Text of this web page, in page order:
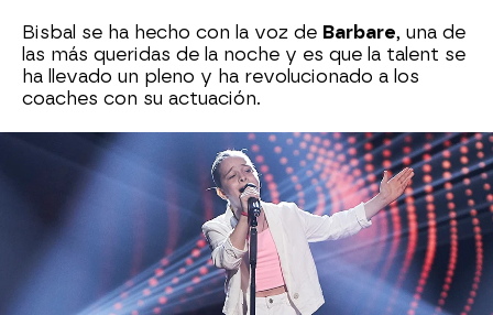
Bisbal se ha hecho con la voz de Barbare, una de
las más queridas de la noche y es que la talent se
ha llevado un pleno y ha revolucionado a los
coaches con su actuación.
El coach también se ha hecho con la voz de
Paula Román
al pulsar en el último segundo y
darle una alegría a la joven. La tercera voz ha sido
la de Cristina Cebrián, por la que Bisbal ha tenido
que pelear con dos de sus compañeros hasta
que finalmente se la ha llevado a su equipo.